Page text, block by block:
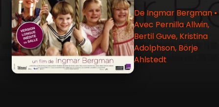
De Ingmar Bergman •
Avec Pernilla Allwin,
Bertil Guve, Kristina
Adolphson, Börje
Ahlstedt